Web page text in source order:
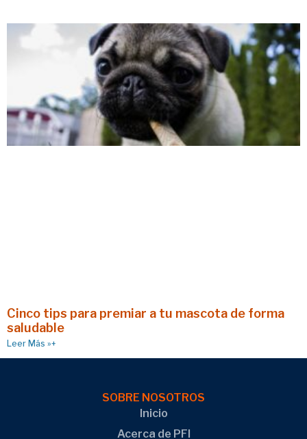
Cinco tips para premiar a tu mascota de forma
saludable
Leer Más »+
SOBRE NOSOTROS
Inicio
Acerca de PFI